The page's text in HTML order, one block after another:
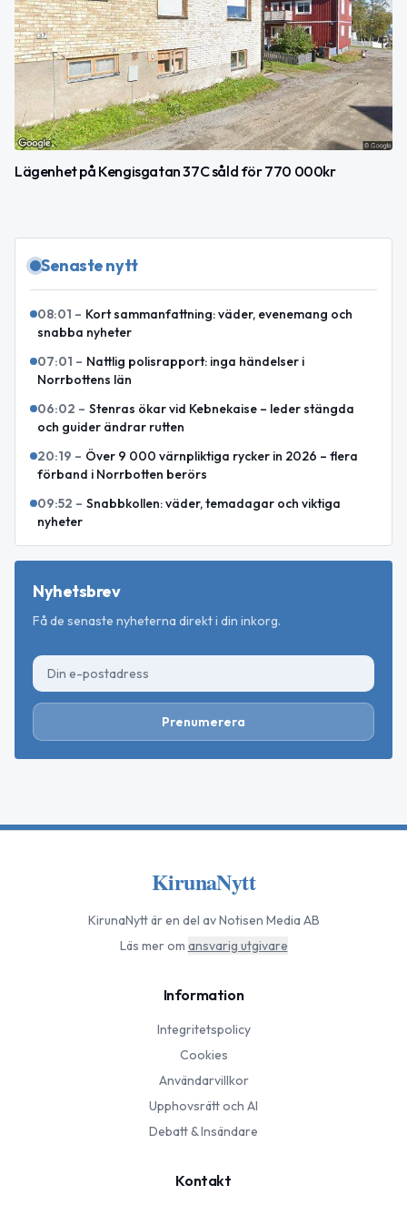
Lägenhet på Kengisgatan 37C såld för 770 000kr
Senaste nytt
08:01 – Kort sammanfattning: väder, evenemang och
snabba nyheter
07:01 – Nattlig polisrapport: inga händelser i
Norrbottens län
06:02 – Stenras ökar vid Kebnekaise – leder stängda
och guider ändrar rutten
20:19 – Över 9 000 värnpliktiga rycker in 2026 – flera
förband i Norrbotten berörs
09:52 – Snabbkollen: väder, temadagar och viktiga
nyheter
Nyhetsbrev
Få de senaste nyheterna direkt i din inkorg.
Prenumerera
KirunaNytt
KirunaNyttär en del av Notisen Media AB
Läs mer om ansvarig utgivare
Information
Integritetspolicy
Cookies
Användarvillkor
Upphovsrätt och AI
Debatt & Insändare
Kontakt